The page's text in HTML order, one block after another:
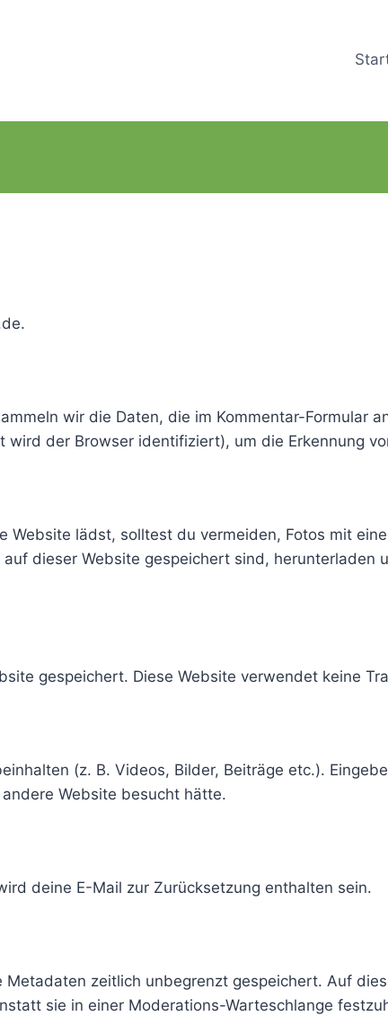
wir die Daten, die im Kommentar-Formular
der Browser identifiziert), um die Erkennung
lädst, solltest du vermeiden, Fotos mit
dieser Website gespeichert sind, herunterladen
gespeichert. Diese Website verwendet keine
(z. B. Videos, Bilder, Beiträge etc.).
Website besucht hätte.
deine E-Mail zur Zurücksetzung enthalten sein.
zeitlich unbegrenzt gespeichert. Auf
sie in einer Moderations-Warteschlange